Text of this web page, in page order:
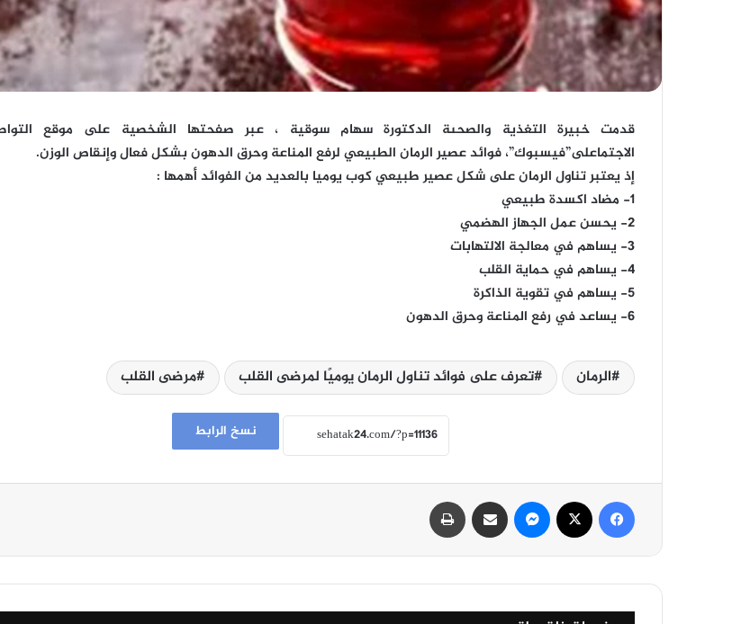
قدمت خبيرة التغذية والصحىة الدكتورة سهام سوقية ، عبر صفحتها الشخصية على موقع
الاجتماعلى”فيسبوك”، فوائد عصير الرمان الطبيعي لرفع المناعة وحرق الدهون بشكل فعال وإنقاص الوزن.
إذ يعتبر تناول الرمان على شكل عصير طبيعي كوب يوميا بالعديد من الفوائد أهمها :
1- مضاد اكسدة طبيعي
2- يحسن عمل الجهاز الهضمي
3- يساهم في معالجة الالتهابات
4- يساهم في حماية القلب
5- يساهم في تقوية الذاكرة
6- يساعد في رفع المناعة وحرق الدهون
الرمان تعرف على فوائد تناول الرمان يوميًا لمرضى القلب مرضى القلب
نسخ الرابط
فيسبوك ماسنجر مشاركة عبر البريد